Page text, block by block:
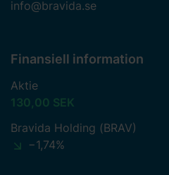
info@bravida.se
Finansiell information
Aktie
130,00 SEK
Bravida Holding (BRAV)
−1,74%